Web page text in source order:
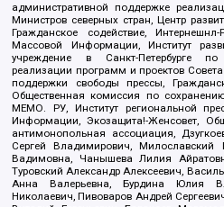
административной поддержке
Министров северных стран, Центр
Гражданское содействие,
Массовой Информации, Институт
учреждение в Санкт-Петербурге
реализации программ и проектов
поддержки свободы прессы,
Общественная комиссия по
МЕМО. РУ, Институт региональной
Информации, Экозащита!-Женсовет,
антимонопольная ассоциация,
Сергей Владимирович,
Вадимовна, Чанышева Лилия
Туровский Александр Алексеевич,
Анна Валерьевна, Бурдина Юлия
Николаевич, Пивоваров Андрей